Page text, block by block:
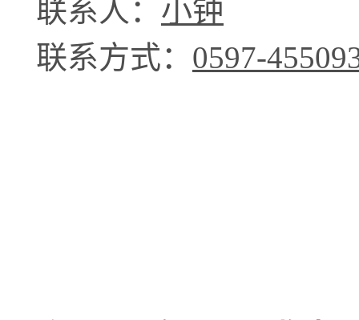
联系人： 小钟
联系方式： 0597-